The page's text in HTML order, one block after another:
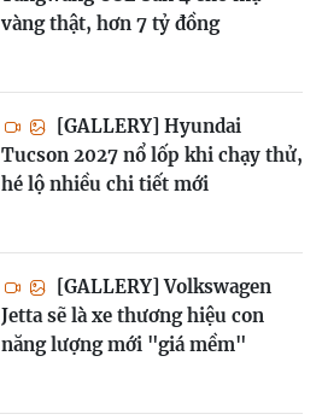
vàng thật, hơn 7 tỷ đồng
[GALLERY] Hyundai
Tucson 2027 nổ lốp khi chạy thử,
hé lộ nhiều chi tiết mới
[GALLERY] Volkswagen
Jetta sẽ là xe thương hiệu con
năng lượng mới "giá mềm"